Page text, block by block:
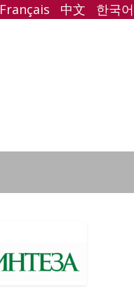
Français 中文 한국어